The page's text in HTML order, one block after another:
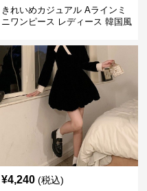
きれいめカジュアル Aラインミ
ニワンピース レディース 韓国風
上丈 春秋 ウエストマーク 上品
エレガント
¥4,240 (税込)